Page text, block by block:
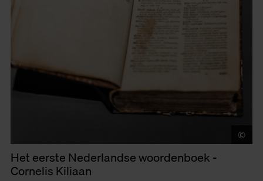
©
Het eerste Nederlandse woordenboek -
Cornelis Kiliaan